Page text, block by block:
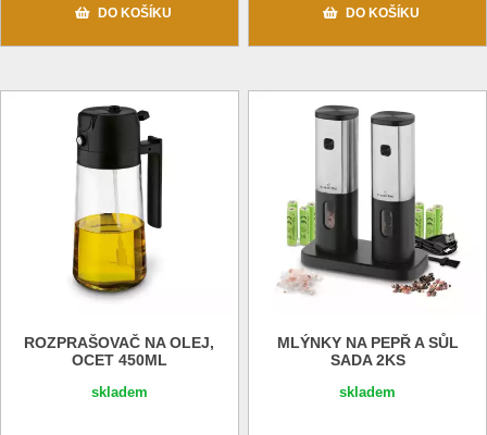
DO KOŠÍKU DO KOŠÍKU
ROZPRAŠOVAČ NA OLEJ,
OCET 450ML
skladem
MLÝNKY NA PEPŘ A SŮL
SADA 2KS
skladem